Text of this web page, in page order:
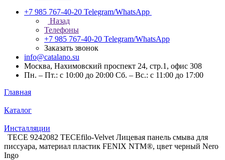
+7 985 767-40-20 Telegram/WhatsApp
Назад
Телефоны
+7 985 767-40-20 Telegram/WhatsApp
Заказать звонок
info@catalano.su
Москва, Нахимовский проспект 24, стр.1, офис 308
Пн. – Пт.: с 10:00 до 20:00 Сб. – Вс.: с 11:00 до 17:00
Главная
Каталог
Инсталляции
TECE 9242082 TECEfilo-Velvet Лицевая панель смыва для
писсуара, материал пластик FENIX NTM®, цвет черный Nero
Ingo